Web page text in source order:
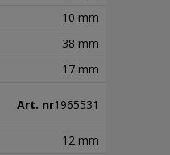
10 mm
38 mm
17 mm
Art. nr1965531
12 mm